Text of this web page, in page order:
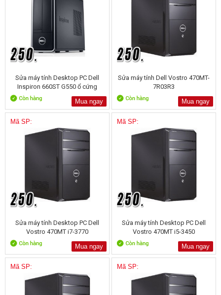
Sửa máy tính Desktop PC Dell
Inspiron 660ST G550 ổ cứng
Mua ngay
Sửa máy tính Dell Vostro 470MT-
7R03R3
Mua ngay
Mã SP:
Sửa máy tính Desktop PC Dell
Vostro 470MT i7-3770
Mua ngay
Mã SP:
Sửa máy tính Desktop PC Dell
Vostro 470MT i5-3450
Mua ngay
Mã SP: Mã SP: